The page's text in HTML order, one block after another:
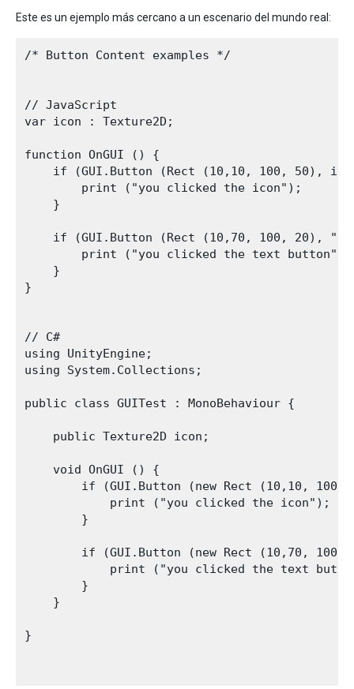
Este es un ejemplo más cercano a un escenario del mundo real:
/* Button Content examples */
// JavaScript
var icon : Texture2D;
function OnGUI () {
if (GUI.Button (Rect (10,10, 100, 50),
        print ("you clicked the icon");
    }
if (GUI.Button (Rect (10,70, 100, 20),
        print ("you clicked the text button");
    }
}
// C#
using UnityEngine;
using System.Collections;
public class GUITest : MonoBehaviour {
    public Texture2D icon;
    void OnGUI () {
if (GUI.Button (new Rect (10,10, 100,
            print ("you clicked the icon");
        }
if (GUI.Button (new Rect (10,70, 100,
print ("you clicked the text
        }
    }
}